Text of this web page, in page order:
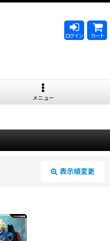
ログイン カート
メニュー
表示順変更